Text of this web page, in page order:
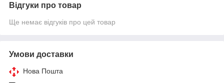
Відгуки про товар
Ще немає відгуків про цей товар
Умови доставки
Нова Пошта